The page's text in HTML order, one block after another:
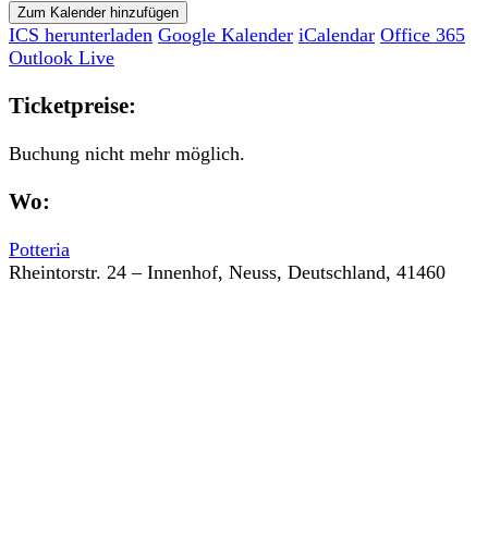
Zum Kalender hinzufügen
ICS herunterladen Google Kalender iCalendar Office 365
Outlook Live
Ticketpreise:
Buchung nicht mehr möglich.
Wo:
Potteria
Rheintorstr. 24 – Innenhof, Neuss, Deutschland, 41460